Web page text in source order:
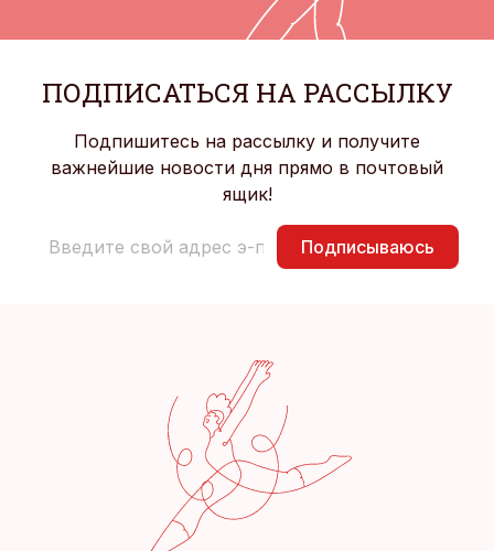
ПОДПИСАТЬСЯ НА РАССЫЛКУ
Подпишитесь на рассылку и получите
важнейшие новости дня прямо в почтовый
ящик!
Подписываюсь